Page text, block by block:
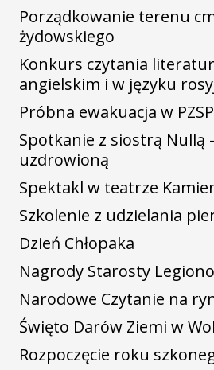
Porządkowanie terenu
żydowskiego
Konkurs czytania
angielskim i w języku
Próbna ewakuacja w
Spotkanie z siostrą Nullą
uzdrowioną
Spektakl w teatrze
Szkolenie z udzielania
Dzień Chłopaka
Nagrody Starosty
Narodowe Czytanie na
Święto Darów Ziemi w
Rozpoczęcie roku